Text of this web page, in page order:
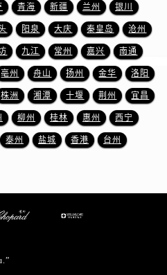
江苏省镇江市京口区中山东路萧邦售后服务中心（需提前预约）
江西省抚州市临川区赣东大道萧邦售后服务中心（需提前预约）
江西省赣州市章贡区文清路萧邦售后服务中心（需提前预约）
江西省吉安市吉州区井冈山大道萧邦售后服务中心（需提前预约）
江西省景德镇市珠山区珠山中路萧邦售后服务中心（需提前预约）
江西省九江市浔阳区浔阳路萧邦售后服务中心（需提前预约）
江西省南昌市红谷滩新区红谷中大道998号绿地双子塔（中央广场）A1座办公楼14层1407室萧邦售后服务中心（需提前预约）
青海 新疆 兰州 银川
阳泉 大庆 秦皇岛 沧州
九江 常州 嘉兴 南通
亳州 舟山 扬州 金华 洛阳
株洲 湘潭 十堰 荆州 宜昌
柳州 桂林 惠州 西宁
泰州 盐城 香港 台州